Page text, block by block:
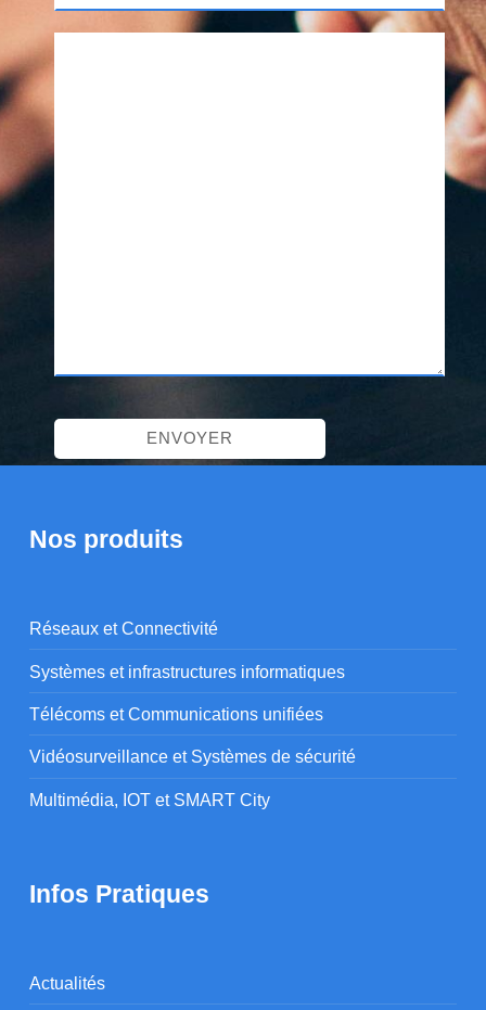
Nos produits
Réseaux et Connectivité
Systèmes et infrastructures informatiques
Télécoms et Communications unifiées
Vidéosurveillance et Systèmes de sécurité
Multimédia, IOT et SMART City
Infos Pratiques
Actualités